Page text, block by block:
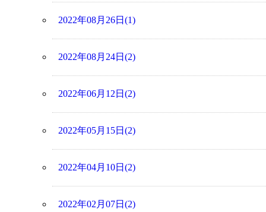
2022年08月26日(1)
2022年08月24日(2)
2022年06月12日(2)
2022年05月15日(2)
2022年04月10日(2)
2022年02月07日(2)